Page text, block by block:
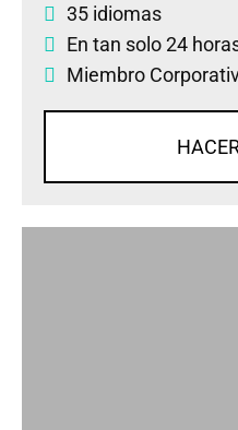
35 idiomas
En tan solo 24
Miembro